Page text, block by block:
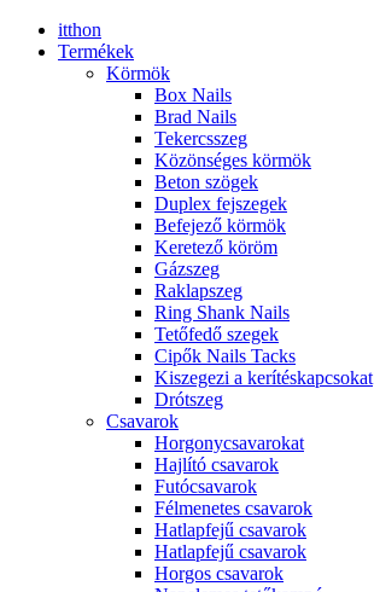
itthon
Termékek
Körmök
Box Nails
Brad Nails
Tekercsszeg
Közönséges körmök
Beton szögek
Duplex fejszegek
Befejező körmök
Keretező köröm
Gázszeg
Raklapszeg
Ring Shank Nails
Tetőfedő szegek
Cipők Nails Tacks
Kiszegezi a kerítéskapcsokat
Drótszeg
Csavarok
Horgonycsavarokat
Hajlító csavarok
Futócsavarok
Félmenetes csavarok
Hatlapfejű csavarok
Hatlapfejű csavarok
Horgos csavarok